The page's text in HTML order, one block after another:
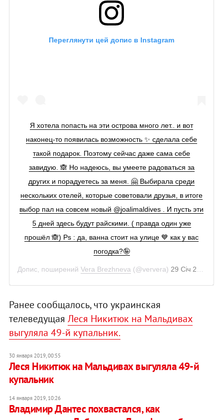
Переглянути цей допис в Instagram
Я хотела попасть на эти острова много лет.. и вот
наконец-то появилась возможность ✨ сделала себе
такой подарок. Поэтому сейчас даже сама себе
завидую. 🙈 Но надеюсь, вы умеете радоваться за
других и порадуетесь за меня. 🤗 Выбирала среди
нескольких отелей, которые советовали друзья, в итоге
выбор пал на совсем новый @joalimaldives . И пусть эти
5 дней здесь будут райскими. ( правда один уже
прошёл 🙈) Ps : да, ванна стоит на улице 💙 как у вас
погодка?🤪
Допис, поширений Vera Brezhneva (@ververa) 29 Січ 2019 р. о 7:06 PST
Ранее сообщалось, что украинская
телеведущая Леся Никитюк на Мальдивах
выгуляла 49-й купальник.
30 января 2019, 00:55
Леся Никитюк на Мальдивах выгуляла 49-й
купальник
14 января 2019, 10:26
Владимир Дантес похвастался, как